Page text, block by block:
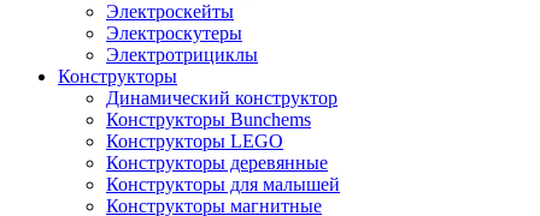
Электроскейты
Электроскутеры
Электротрициклы
Конструкторы
Динамический конструктор
Конструкторы Bunchems
Конструкторы LEGO
Конструкторы деревянные
Конструкторы для малышей
Конструкторы магнитные